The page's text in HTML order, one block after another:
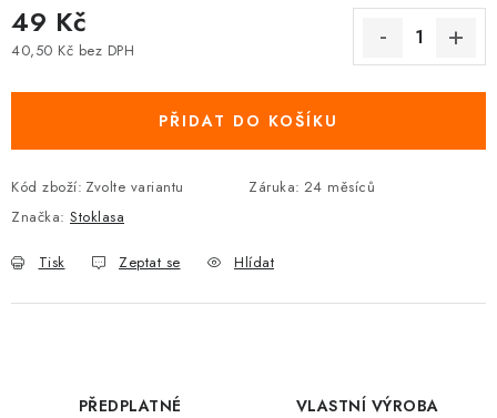
49 Kč
40,50 Kč bez DPH
PŘIDAT DO KOŠÍKU
Kód zboží: Zvolte variantu Záruka: 24 měsíců
Značka: Stoklasa
Tisk Zeptat se Hlídat
PŘEDPLATNÉ VLASTNÍ VÝROBA